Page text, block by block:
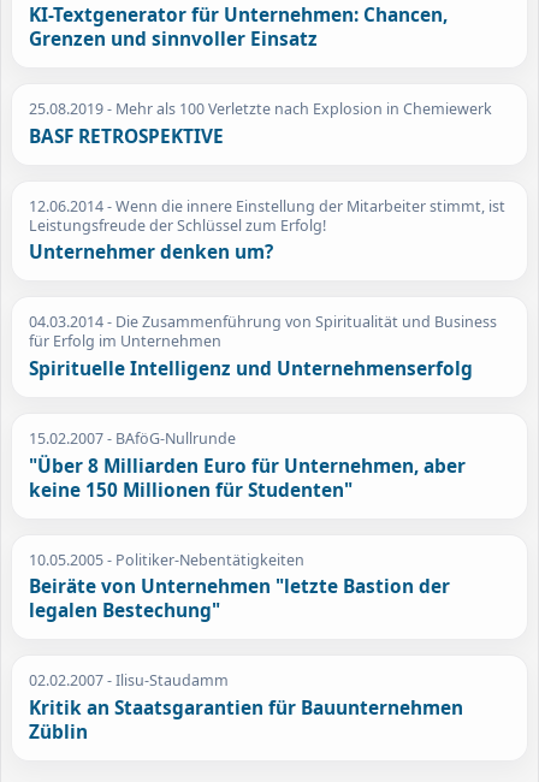
KI-Textgenerator für Unternehmen: Chancen,
Grenzen und sinnvoller Einsatz
25.08.2019- Mehr als 100 Verletzte nach Explosion in Chemiewerk
BASF RETROSPEKTIVE
12.06.2014- Wenn die innere Einstellung der Mitarbeiter stimmt, ist
Leistungsfreude der Schlüssel zum Erfolg!
Unternehmer denken um?
04.03.2014- Die Zusammenführung von Spiritualität und Business
für Erfolg im Unternehmen
Spirituelle Intelligenz und Unternehmenserfolg
15.02.2007- BAföG-Nullrunde
"Über 8 Milliarden Euro für Unternehmen, aber
keine 150 Millionen für Studenten"
10.05.2005- Politiker-Nebentätigkeiten
Beiräte von Unternehmen "letzte Bastion der
legalen Bestechung"
02.02.2007- Ilisu-Staudamm
Kritik an Staatsgarantien für Bauunternehmen
Züblin